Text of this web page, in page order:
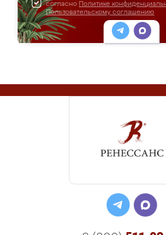
согласно Политике
Пользовательскому соглашению